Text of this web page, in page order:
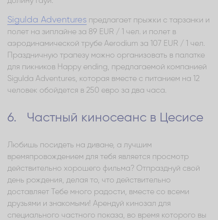
Sigulda Adventures предлагает прыжки с тарзанки и
полет на зиплайне за 89 EUR / 1 чел. и полет в
аэродинамической трубе Aerodium за 107 EUR / 1 чел.
Праздничную трапезу можно организовать в палатке
для пикников Happy ending, предлагаемой компанией
Sigulda Adventures, которая вместе с питанием на 12
человек обойдется в 250 евро за два часа.
6. Частный киносеанс в Цесисе
Любишь посидеть на диване, а лучшим
времяпровождением для тебя является просмотр
действительно хорошего фильма? Отпразднуй свой
день рождения, делая то, что действительно
доставляет Тебе много радости, вместе со всеми
друзьями и знакомыми! Арендуй кинозал для
специального частного показа, во время которого вы